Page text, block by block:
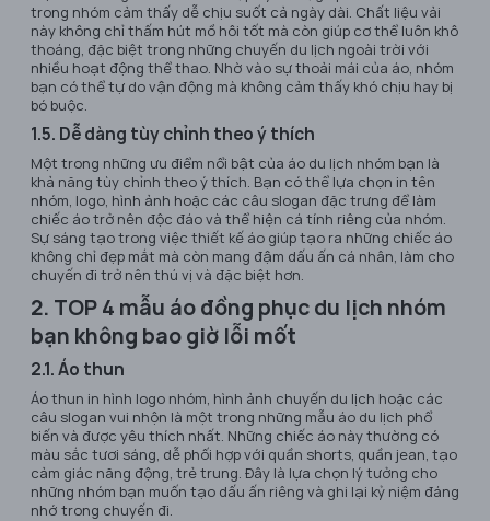
trong nhóm cảm thấy dễ chịu suốt cả ngày dài. Chất liệu vải
này không chỉ thấm hút mồ hôi tốt mà còn giúp cơ thể luôn khô
thoáng, đặc biệt trong những chuyến du lịch ngoài trời với
nhiều hoạt động thể thao. Nhờ vào sự thoải mái của áo, nhóm
bạn có thể tự do vận động mà không cảm thấy khó chịu hay bị
bó buộc.
1.5. Dễ dàng tùy chỉnh theo ý thích
Một trong những ưu điểm nổi bật của áo du lịch nhóm bạn là
khả năng tùy chỉnh theo ý thích. Bạn có thể lựa chọn in tên
nhóm, logo, hình ảnh hoặc các câu slogan đặc trưng để làm
chiếc áo trở nên độc đáo và thể hiện cá tính riêng của nhóm.
Sự sáng tạo trong việc thiết kế áo giúp tạo ra những chiếc áo
không chỉ đẹp mắt mà còn mang đậm dấu ấn cá nhân, làm cho
chuyến đi trở nên thú vị và đặc biệt hơn.
2. TOP 4 mẫu áo đồng phục du lịch nhóm
bạn không bao giờ lỗi mốt
2.1. Áo thun
Áo thun in hình logo nhóm, hình ảnh chuyến du lịch hoặc các
câu slogan vui nhộn là một trong những mẫu áo du lịch phổ
biến và được yêu thích nhất. Những chiếc áo này thường có
màu sắc tươi sáng, dễ phối hợp với quần shorts, quần jean, tạo
cảm giác năng động, trẻ trung. Đây là lựa chọn lý tưởng cho
những nhóm bạn muốn tạo dấu ấn riêng và ghi lại kỷ niệm đáng
nhớ trong chuyến đi.